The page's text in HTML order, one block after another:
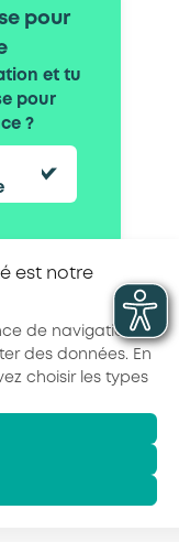
pour
et tu
pour
?
est notre
de navigation,
des données. En
choisir les types